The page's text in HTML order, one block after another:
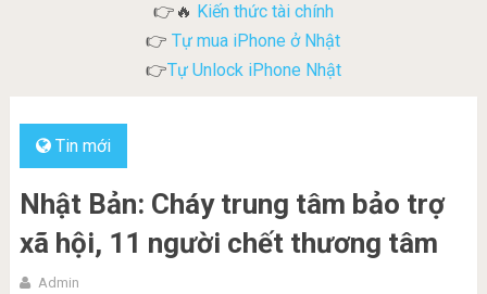
👉🔥 Kiến thức tài chính
👉 Tự mua iPhone ở Nhật
👉Tự Unlock iPhone Nhật
Tin mới
Nhật Bản: Cháy trung tâm bảo trợ
xã hội, 11 người chết thương tâm
Admin